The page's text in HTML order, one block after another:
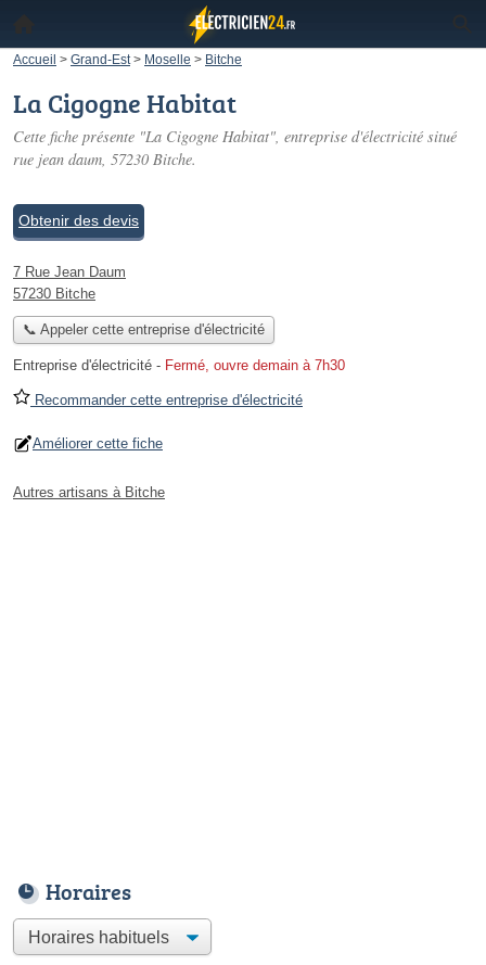
Accueil > Grand-Est > Moselle > Bitche
La Cigogne Habitat
Cette fiche présente "La Cigogne Habitat", entreprise d'électricité situé
rue jean daum, 57230 Bitche.
Obtenir des devis
7 Rue Jean Daum
57230 Bitche
📞 Appeler cette entreprise d'électricité
Entreprise d'électricité - Fermé, ouvre demain à 7h30
Recommander cette entreprise d'électricité
Améliorer cette fiche
Autres artisans à Bitche
Horaires